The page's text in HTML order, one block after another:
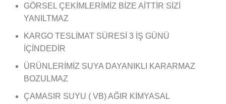
GÖRSEL ÇEKİMLERİMİZ BİZE AİTTİR SİZİ
YANILTMAZ
KARGO TESLİMAT SÜRESİ 3 İŞ GÜNÜ
İÇİNDEDİR
ÜRÜNLERİMİZ SUYA DAYANIKLI KARARMAZ
BOZULMAZ
ÇAMASIR SUYU ( VB) AĞIR KİMYASAL